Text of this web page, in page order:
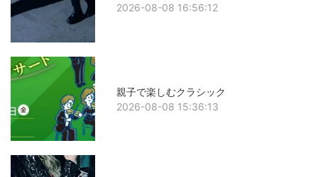
2026-08-08 16:56:12
親子で楽しむクラシック
2026-08-08 15:36:13